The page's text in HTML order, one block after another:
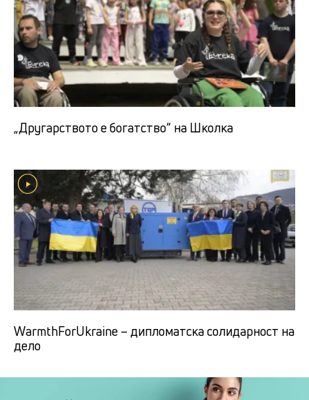
„Другарството е богатство“ на Школка
WarmthForUkraine – дипломатска солидарност на
дело